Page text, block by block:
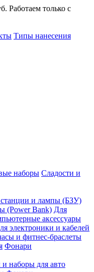
Работаем только с
Типы нанесения
наборы Сладости и
станции и лампы (БЗУ)
(Power Bank) Для
аксессуары
электроники и кабелей
и фитнес-браслеты
Фонари
наборы для авто